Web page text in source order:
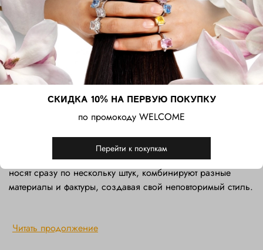
AMOVA x KUZYA
24 000 ₽
"Ключик к себе" AMOVA x
KUZYA
24 000 ₽
Браслет — это украшение, которое никогда не теряет
актуальности. Оно способно добавить характер,
строгого делового до casual-стиля. Современные тренды
делают ставку на свободу и смелые сочетания: браслеты
носят сразу по нескольку штук, комбинируют разные
материалы и фактуры, создавая свой неповторимый стиль.
Читать продолжение
СКИДКА 10% НА ПЕРВУЮ ПОКУПКУ
по промокоду WELCOME
Перейти к покупкам